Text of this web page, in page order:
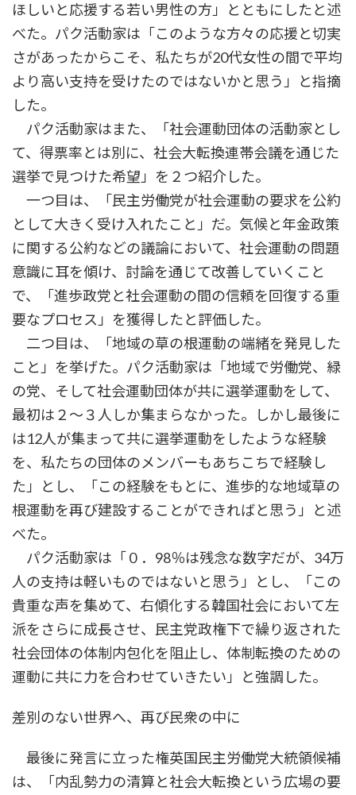
ほしいと応援する若い男性の方」とともにしたと述
べた。パク活動家は「このような方々の応援と切実
さがあったからこそ、私たちが20代女性の間で平均
より高い支持を受けたのではないかと思う」と指摘
した。
パク活動家はまた、「社会運動団体の活動家とし
て、得票率とは別に、社会大転換連帯会議を通じた
選挙で見つけた希望」を２つ紹介した。
一つ目は、「民主労働党が社会運動の要求を公約
として大きく受け入れたこと」だ。気候と年金政策
に関する公約などの議論において、社会運動の問題
意識に耳を傾け、討論を通じて改善していくこと
で、「進歩政党と社会運動の間の信頼を回復する重
要なプロセス」を獲得したと評価した。
二つ目は、「地域の草の根運動の端緒を発見した
こと」を挙げた。パク活動家は「地域で労働党、緑
の党、そして社会運動団体が共に選挙運動をして、
最初は２～３人しか集まらなかった。しかし最後に
は12人が集まって共に選挙運動をしたような経験
を、私たちの団体のメンバーもあちこちで経験し
た」とし、「この経験をもとに、進歩的な地域草の
根運動を再び建設することができればと思う」と述
べた。
パク活動家は「０．98％は残念な数字だが、34万
人の支持は軽いものではないと思う」とし、「この
貴重な声を集めて、右傾化する韓国社会において左
派をさらに成長させ、民主党政権下で繰り返された
社会団体の体制内包化を阻止し、体制転換のための
運動に共に力を合わせていきたい」と強調した。
差別のない世界へ、再び民衆の中に
最後に発言に立った権英国民主労働党大統領候補
は、「内乱勢力の清算と社会大転換という広場の要